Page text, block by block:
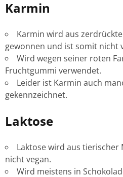
Karmin
Karmin wird aus
gewonnen und ist somit nicht
Wird wegen seiner roten
Fruchtgummi verwendet.
Leider ist Karmin auch
gekennzeichnet.
Laktose
Laktose wird aus
nicht vegan.
Wird meistens in